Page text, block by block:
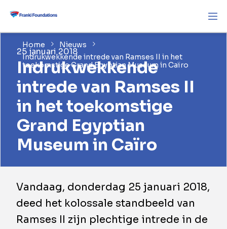
Home
Nieuws
Indrukwekkende intrede van Ramses II in het
toekomstige Grand Egyptian Museum in Caïro
25 januari 2018
Indrukwekkende
intrede van Ramses II
in het toekomstige
Grand Egyptian
Museum in Caïro
Vandaag, donderdag 25 januari 2018,
deed het kolossale standbeeld van
Ramses II zijn plechtige intrede in de